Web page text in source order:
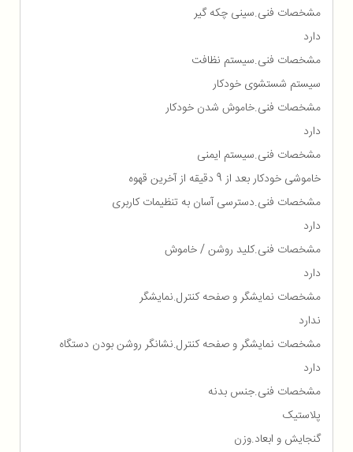
مشخصات فنی.سینی چکه گیر
دارد
مشخصات فنی.سیستم نظافت
سیستم شستشوی خودکار
مشخصات فنی.خاموش شدن خودکار
دارد
مشخصات فنی.سیستم ایمنی
خاموشی خودکار بعد از 9 دقیقه از آخرین قهوه
مشخصات فنی.دسترسی آسان به تنظیمات کاربری
دارد
مشخصات فنی.کلید روشن / خاموش
دارد
مشخصات نمایشگر و صفحه کنترل.نمایشگر
ندارد
مشخصات نمایشگر و صفحه کنترل.نشانگر روشن بودن دستگاه
دارد
مشخصات فنی.جنس بدنه
پلاستیک
گنجایش و ابعاد.وزن